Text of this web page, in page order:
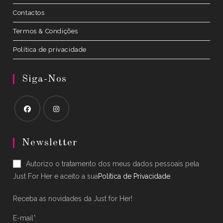
Contactos
Termos & Condições
Política de privacidade
Siga-Nos
in
new
tab
in
new
tab
Newsletter
Autorizo o tratamento dos meus dados pessoais pela
Just For Her e aceito a suaPolítica de Privacidade
Receba as novidades da Just for Her!
E-mail*